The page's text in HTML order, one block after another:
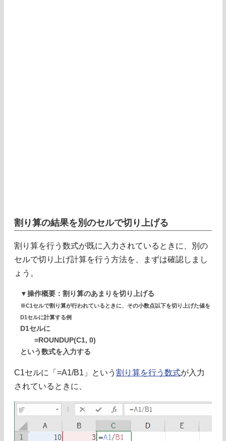
割り算の結果を別のセルで切り上げる
割り算を行う数式が既に入力されているときに、別の
セルで切り上げ計算を行う方法を、まずは確認しまし
ょう。
▼操作概要：割り算のあまりを切り上げる
※C1セルで割り算が行われているときに、その小数点以下を切り上げた値を
D1セルに計算する例
D1セルに
=ROUNDUP(C1, 0)
という数式を入力する
C1セルに「=A1/B1」という 割り算を行う数式が入力
されているときに、